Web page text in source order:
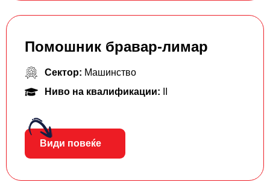
Помошник бравар-лимар
Сектор: Машинство
Ниво на квалификации:
Види повеќе